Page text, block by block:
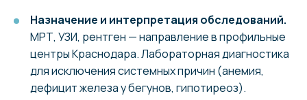
Назначение и интерпретация обследований.
МРТ, УЗИ, рентген — направление в профильные
центры Краснодара. Лабораторная диагностика
для исключения системных причин (анемия,
дефицит железа у бегунов, гипотиреоз).